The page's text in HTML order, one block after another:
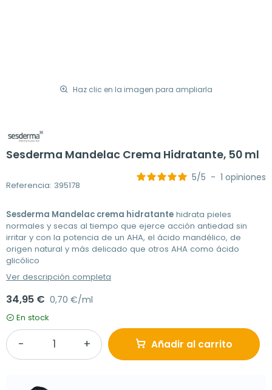
Haz clic en la imagen para ampliarla
Sesderma Mandelac Crema Hidratante, 50 ml
Referencia: 395178
5/5 - 1 opiniones
Sesderma Mandelac crema hidratante hidrata pieles
normales y secas al tiempo que ejerce acción antiedad sin
irritar y con la potencia de un AHA, el ácido mandélico, de
origen natural y más delicado que otros AHA como ácido
glicólico
Ver descripción completa
34,95 € 0,70 €/ml
En stock
Añadir al carrito